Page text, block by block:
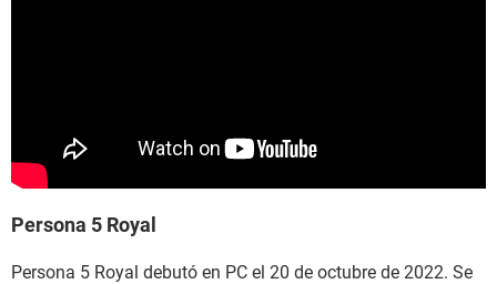
Persona 5 Royal
Persona 5 Royal debutó en PC el 20 de octubre de 2022. Se